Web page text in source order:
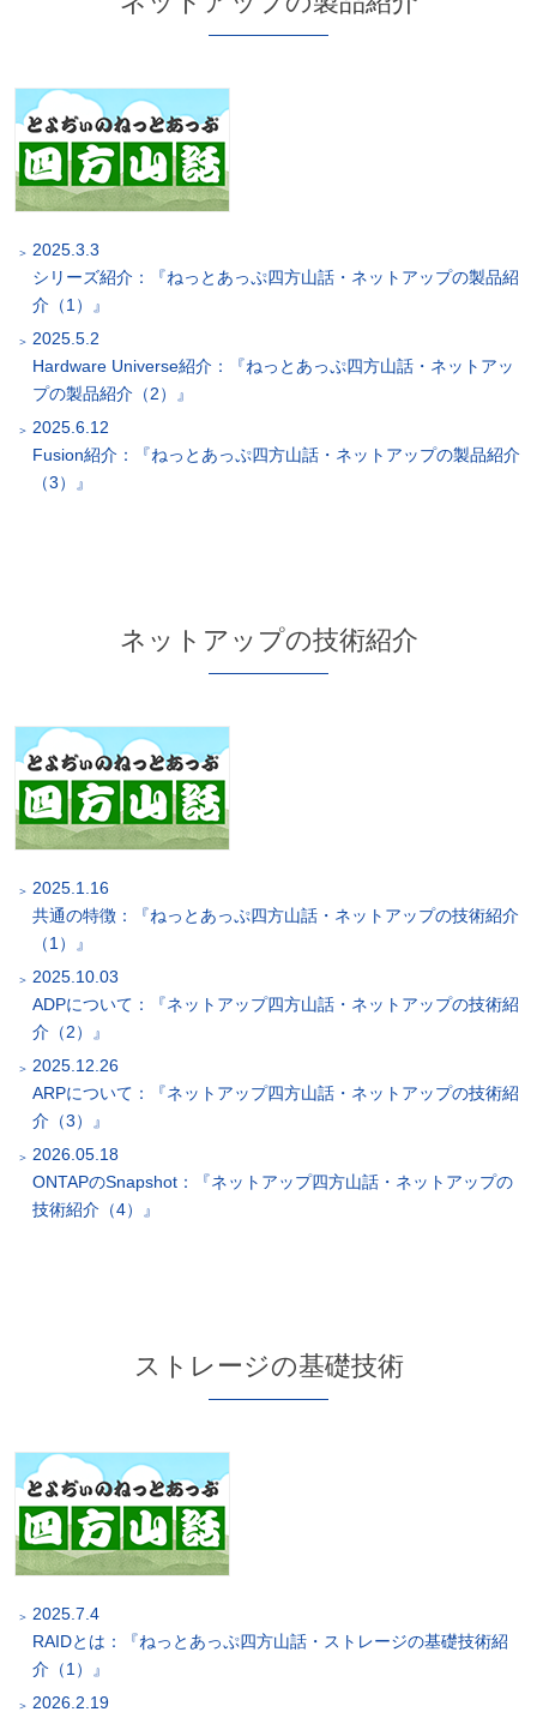
2025.3.3
シリーズ紹介：『ねっとあっぷ四方山話・ネットアップの製品紹
介（1）』
2025.5.2
Hardware Universe紹介：『ねっとあっぷ四方山話・ネットアッ
プの製品紹介（2）』
2025.6.12
Fusion紹介：『ねっとあっぷ四方山話・ネットアップの製品紹介
（3）』
ネットアップの技術紹介
2025.1.16
共通の特徴：『ねっとあっぷ四方山話・ネットアップの技術紹介
（1）』
2025.10.03
ADPについて：『ネットアップ四方山話・ネットアップの技術紹
介（2）』
2025.12.26
ARPについて：『ネットアップ四方山話・ネットアップの技術紹
介（3）』
2026.05.18
ONTAPのSnapshot：『ネットアップ四方山話・ネットアップの
技術紹介（4）』
ストレージの基礎技術
2025.7.4
RAIDとは：『ねっとあっぷ四方山話・ストレージの基礎技術紹
介（1）』
2026.2.19